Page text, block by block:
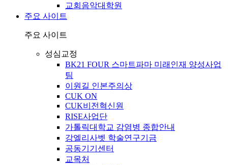
교회음악대학원
주요 사이트
주요 사이트
성심교정
BK21 FOUR 스마트파마 미래인재 양성사업
팀
이원길 인본주의상
CUK ON
CUK비전혁신원
RISE사업단
가톨릭대학교 감염병 종합안내
강엘리사벳 학술연구기금
공동기기센터
교목처